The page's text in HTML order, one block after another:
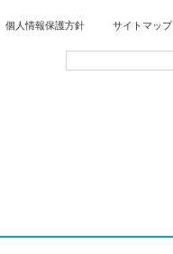
個人情報保護方針 サイトマップ